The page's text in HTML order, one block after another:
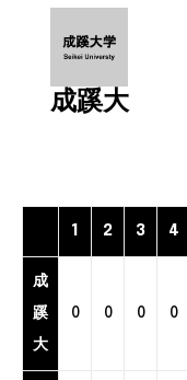
成蹊大
1 2 3 4
成
蹊
大
0 0 0 0